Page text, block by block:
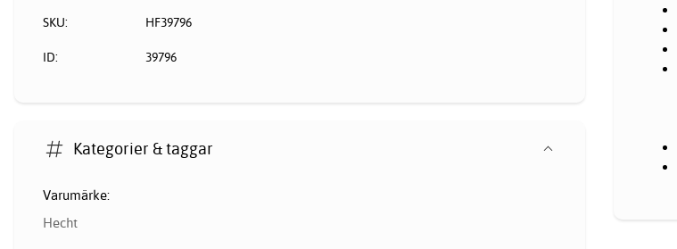
SKU: HF39796
ID: 39796
Kategorier & taggar
Varumärke:
Hecht